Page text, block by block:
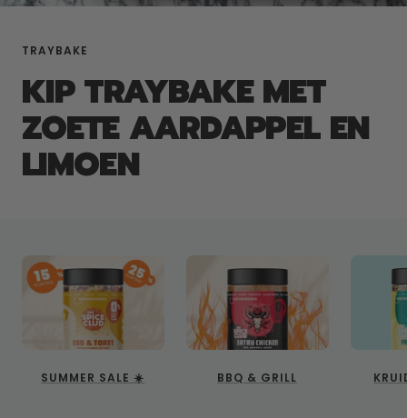
TRAYBAKE
KIP TRAYBAKE MET
ZOETE AARDAPPEL EN
LIMOEN
SUMMER SALE ☀️ BBQ & GRILL